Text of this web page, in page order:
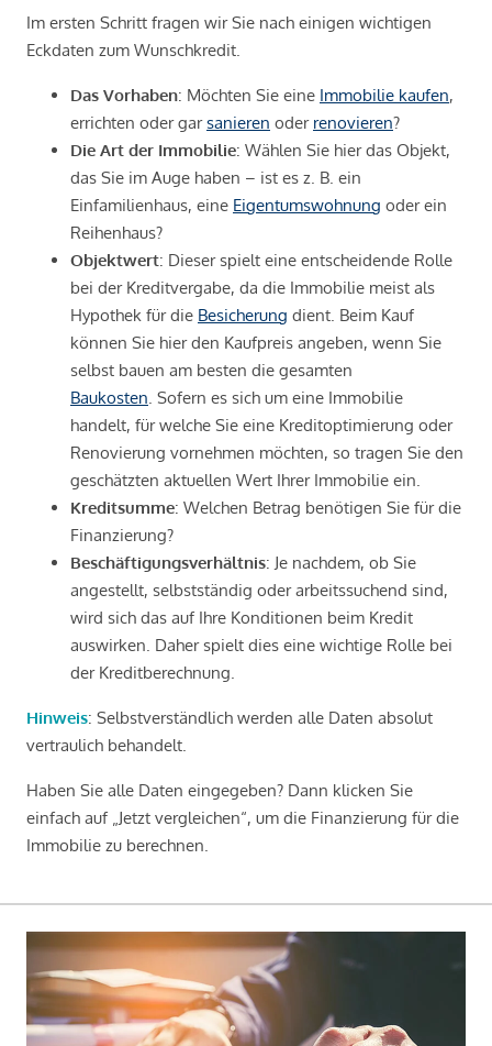
Im ersten Schritt fragen wir Sie nach einigen wichtigen
Eckdaten zum Wunschkredit.
Das Vorhaben: Möchten Sie eine Immobilie kaufen,
errichten oder garsanieren oder renovieren?
Die Art der Immobilie: Wählen Sie hier das Objekt,
das Sie im Auge haben – ist es z. B. ein
Einfamilienhaus, eine Eigentumswohnung oder ein
Reihenhaus?
Objektwert: Dieser spielt eine entscheidende Rolle
bei der Kreditvergabe, da die Immobilie meist als
Hypothek für die Besicherung dient. Beim Kauf
können Sie hier den Kaufpreis angeben, wenn Sie
selbst bauen am besten die gesamten
Baukosten . Sofern es sich um eine Immobilie
handelt, für welche Sie eine Kreditoptimierung oder
Renovierung vornehmen möchten, so tragen Sie den
geschätzten aktuellen Wert Ihrer Immobilie ein.
Kreditsumme: Welchen Betrag benötigen Sie für die
Finanzierung?
Beschäftigungsverhältnis: Je nachdem, ob Sie
angestellt, selbstständig oder arbeitssuchend sind,
wird sich das auf Ihre Konditionen beim Kredit
auswirken. Daher spielt dies eine wichtige Rolle bei
der Kreditberechnung.
Hinweis: Selbstverständlich werden alle Daten absolut
vertraulich behandelt.
Haben Sie alle Daten eingegeben? Dann klicken Sie
einfach auf „Jetzt vergleichen“, um die Finanzierung für die
Immobilie zu berechnen.